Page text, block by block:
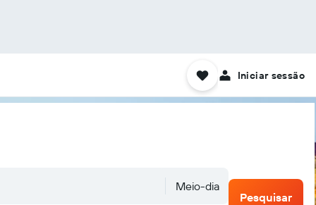
Iniciar sessão
Meio-dia
Pesquisar